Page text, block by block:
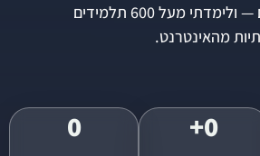
סוכנויות ופרילנסרים — ולימדתי מעל 600 תלמידים
מהאינטרנט.
0
+
0